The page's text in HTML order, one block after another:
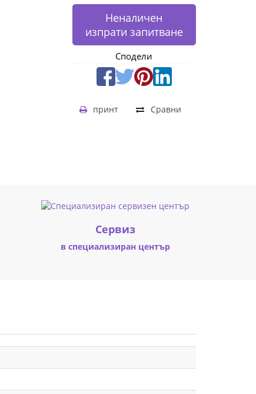
Неналичен
изпрати запитване
Сподели
Сравни
принт
Cервиз
в специализиран център